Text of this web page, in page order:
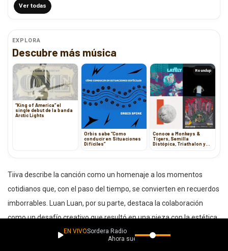
Ver todas
EXPLORA
Descubre más música
“King of America” el
single debut de la banda
Arctic Lights
Orbis sabe “Como
conducir en Situaciones
Difíciles”
Roundup
Conoce a Monkeys &
Tigers, Semilla
Distópica, Triathalon y
Tiiva describe la canción como un homenaje a los momentos
cotidianos que, con el paso del tiempo, se convierten en recuerdos
imborrables. Luan Luan, por su parte, destaca la colaboración
como un desafío creativo que resultó en una pieza con la estética
de una película futurista sobre el amor.
EN VIVOSordera Radio
Ahora suena